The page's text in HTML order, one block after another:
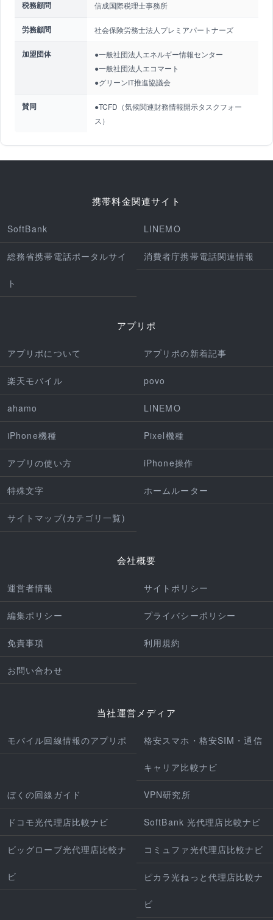
税務顧問 信成国際税理士事務所
労務顧問 社会保険労務士法人プレミアパートナーズ
加盟団体
●一般社団法人エネルギー情報センター
●一般社団法人エコマート
●グリーンIT推進協議会
賛同
●TCFD（気候関連財務情報開示タスクフォー
ス）
携帯料金関連サイト
SoftBank LINEMO
総務省携帯電話ポータルサイ
ト
消費者庁携帯電話関連情報
アプリポ
アプリポについて アプリポの新着記事
楽天モバイル povo
ahamo LINEMO
iPhone機種 Pixel機種
アプリの使い方 iPhone操作
特殊文字 ホームルーター
サイトマップ(カテゴリ一覧)
会社概要
運営者情報 サイトポリシー
編集ポリシー プライバシーポリシー
免責事項 利用規約
お問い合わせ
当社運営メディア
モバイル回線情報のアプリポ 格安スマホ・格安SIM・通信
キャリア比較ナビ
ぼくの回線ガイド VPN研究所
ドコモ光代理店比較ナビ SoftBank 光代理店比較ナビ
ビッグローブ光代理店比較ナ
ビ
コミュファ光代理店比較ナビ
ピカラ光ねっと代理店比較ナ
ビ